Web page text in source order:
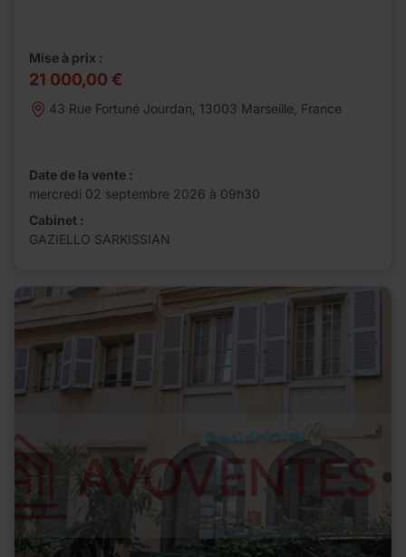
Mise à prix :
21 000,00 €
43 Rue Fortuné Jourdan, 13003 Marseille, France
Date de la vente :
mercredi 02 septembre 2026 à 09h30
Cabinet :
GAZIELLO SARKISSIAN